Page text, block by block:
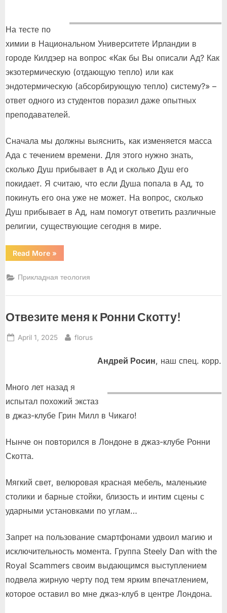
На тесте по
химии в Национальном Университете Ирландии в
городе Килдэер на вопрос «Как бы Вы описали Ад? Как
экзотермическую (отдающую тепло) или как
эндотермическую (абсорбирующую тепло) систему?» –
ответ одного из студентов поразил даже опытных
преподавателей.
Сначала мы должны выяснить, как изменяется масса
Ада с течением времени. Для этого нужно знать,
сколько Душ прибывает в Ад и сколько Душ его
покидает. Я считаю, что если Душа попала в Ад, то
покинуть его она уже не может. На вопрос, сколько
Душ прибывает в Ад, нам помогут ответить различные
религии, существующие сегодня в мире.
Read More“Мы
спасены!
что
больше
»
Прикладная теология
Отвезите меня к Ронни Скотту!
Posted
April 1, 2025 By
florus
Андрей Росин, наш спец. корр.
Много лет назад я
испытал похожий экстаз
в джаз-клубе Грин Милл в Чикаго!
Нынче он повторился в Лондоне в джаз-клубе Ронни
Скотта.
Мягкий свет, велюровая красная мебель, маленькие
столики и барные стойки, близость и интим сцены с
ударными установками по углам…
Запрет на пользование смартфонами удвоил магию и
исключительность момента. Группа Steely Dan with the
Royal Scammers своим выдающимся выступлением
подвела жирную черту под тем ярким впечатлением,
которое оставил во мне джаз-клуб в центре Лондона.